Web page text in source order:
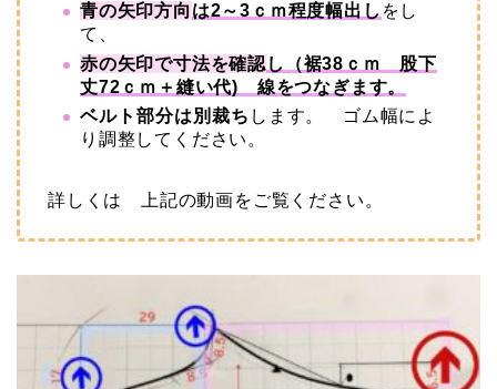
青の矢印方向 は2～3ｃｍ程度幅出し をし
て、
赤の矢印で寸法を確認 し（裾38ｃｍ 股下
丈72ｃｍ＋縫い代) 線をつなぎます。
ベルト部分は別裁ち します。 ゴム幅によ
り調整してください。
詳しくは 上記の動画をご覧ください。